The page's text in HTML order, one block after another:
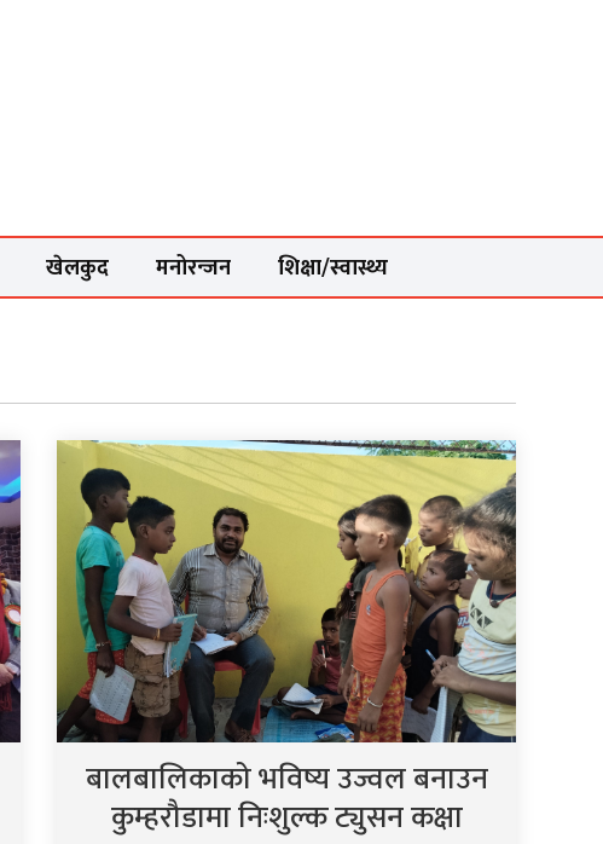
खेलकुद मनोरन्जन शिक्षा/स्वास्थ्य
बालबालिकाको भविष्य उज्वल बनाउन
कुम्हरौडामा निःशुल्क ट्युसन कक्षा